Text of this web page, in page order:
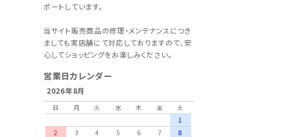
ポートしています。
当サイト販売商品の修理・メンテナンスにつき
ましても実店舗にて対応しておりますので、安
心してショッピングをお楽しみください。
営業日カレンダー
2026年8月
日 月 火 水 木 金
土
1
2
3 4 5 6 7 8